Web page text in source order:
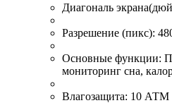
Диагональ
Разрешение (пикс):
Основные функции:
мониторинг сна,
Влагозащита: 10 АТМ